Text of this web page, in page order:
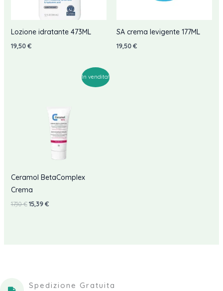
Lozione idratante 473ML
19,50€
SA crema levigente 177ML
19,50€
In vendita!
Ceramol BetaComplex
Crema
17,10€ Il
15,39€Il
Spedizione Gratuita